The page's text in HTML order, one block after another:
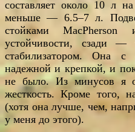
составляет около 10 л
меньше — 6.5–7 л.
стойками MacPherson
устойчивости, сзади
стабилизатором. Она с
надежной и крепкой, и
не было. Из минусов я
жесткость. Кроме того,
(хотя она лучше, чем,
у меня до этого).